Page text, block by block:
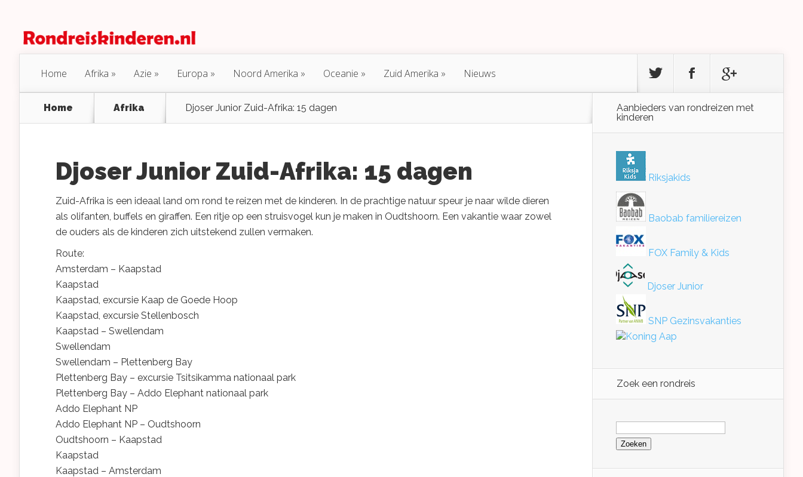
Home Afrika Azie Europa Noord Amerika Oceanie Zuid Amerika Nieuws
Home Afrika Djoser Junior Zuid-Afrika: 15 dagen
Djoser Junior Zuid-Afrika: 15 dagen
Zuid-Afrika is een ideaal land om rond te reizen met de kinderen. In de prachtige natuur speur je naar wilde dieren
als olifanten, buffels en giraffen. Een ritje op een struisvogel kun je maken in Oudtshoorn. Een vakantie waar zowel
de ouders als de kinderen zich uitstekend zullen vermaken.
Route:
Amsterdam – Kaapstad
Kaapstad
Kaapstad, excursie Kaap de Goede Hoop
Kaapstad, excursie Stellenbosch
Kaapstad – Swellendam
Swellendam
Swellendam – Plettenberg Bay
Plettenberg Bay – excursie Tsitsikamma nationaal park
Plettenberg Bay – Addo Elephant nationaal park
Addo Elephant NP
Addo Elephant NP – Oudtshoorn
Oudtshoorn – Kaapstad
Kaapstad
Kaapstad – Amsterdam
Aanbieders van rondreizen met
kinderen
Riksjakids
Baobab familiereizen
FOX Family & Kids
Djoser Junior
SNP Gezinsvakanties
Koning Aap
Zoek een rondreis
Zoeken
naar: